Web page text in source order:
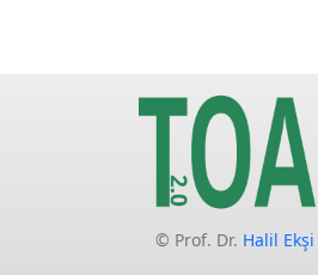
© Prof. Dr. Halil Ekşi